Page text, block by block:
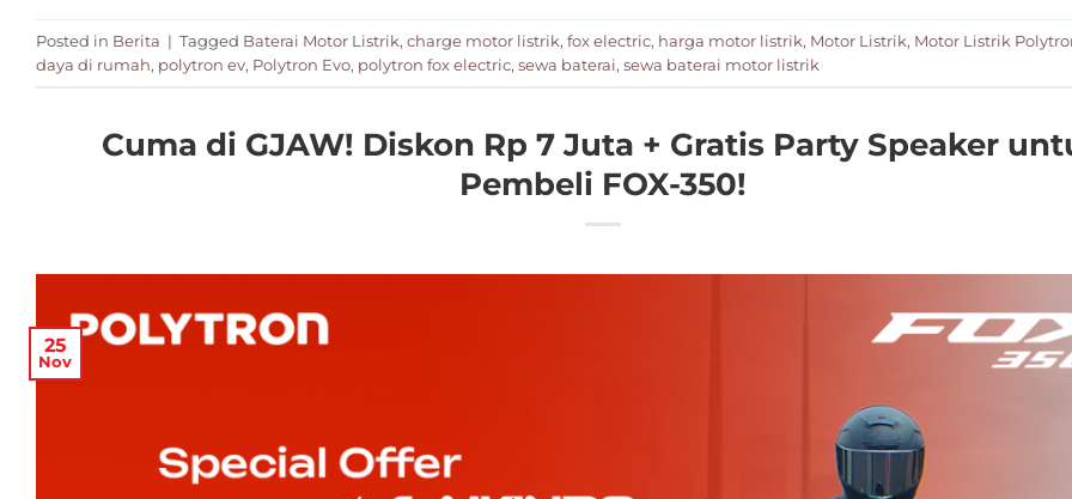
Posted in Berita | Tagged Baterai Motor Listrik, charge motor listrik, fox electric, harga motor listrik, Motor Listrik, Motor Listrik
daya di rumah, polytron ev, Polytron Evo, polytron fox electric, sewa baterai, sewa baterai motor listrik
Cuma di GJAW! Diskon Rp 7 Juta + Gratis Party Speaker
Pembeli FOX-350!
25
Nov